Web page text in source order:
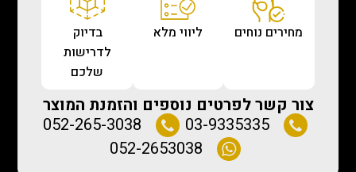
מחירים נוחים ליווי מלא
בדיוק
לדרישות
שלכם
צור קשר לפרטים נוספים והזמנת המוצר
03-9335335
052-265-3038
052-2653038